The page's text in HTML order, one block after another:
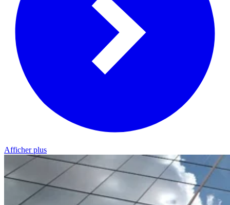
Afficher plus